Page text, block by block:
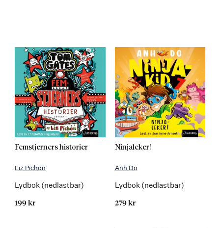
Femstjerners historier
Liz Pichon
Lydbok (nedlastbar)
199 kr
Ninjaleker!
Anh Do
Lydbok (nedlastbar)
279 kr